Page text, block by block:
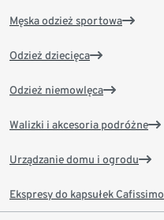
Męska odzież sportowa
Odzież dziecięca
Odzież niemowlęca
Walizki i akcesoria podróżne
Urządzanie domu i ogrodu
Ekspresy do kapsułek Cafissimo